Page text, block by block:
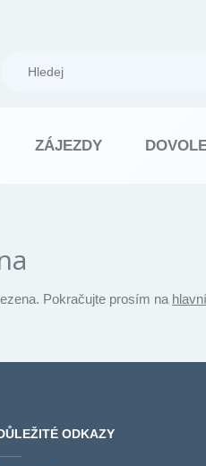
ZÁJEZDY
Pokračujte prosím na
ODKAZY